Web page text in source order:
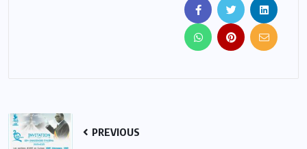
PREVIOUS